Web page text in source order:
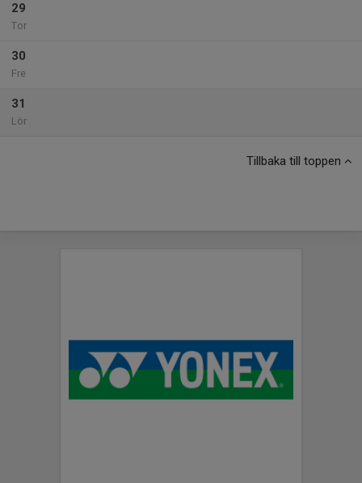
29
Tor
30
Fre
31
Lör
Tillbaka till toppen